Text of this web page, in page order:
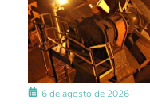
6 de agosto de 2026